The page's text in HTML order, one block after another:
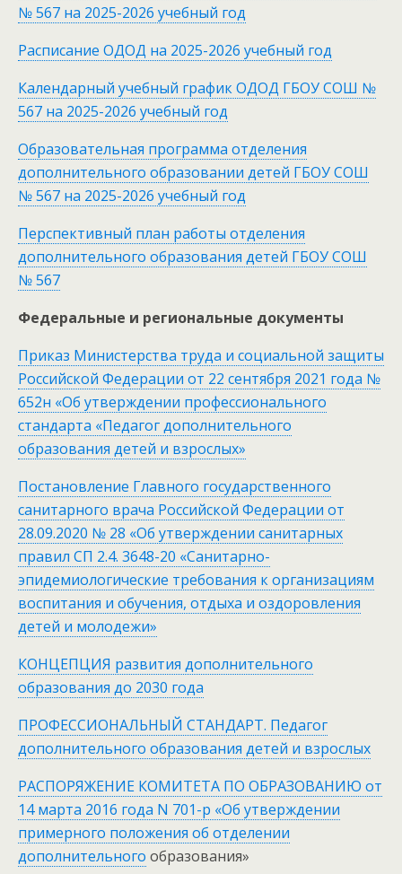
№ 567 на 2025-2026 учебный год
Расписание ОДОД на 2025-2026 учебный год
Календарный учебный график ОДОД ГБОУ СОШ №
567 на 2025-2026 учебный год
Образовательная программа отделения
дополнительного образовании детей ГБОУ СОШ
№ 567 на 2025-2026 учебный год
Перспективный план работы отделения
дополнительного образования детей ГБОУ СОШ
№ 567
Федеральные и региональные документы
Приказ Министерства труда и социальной защиты
Российской Федерации от 22 сентября 2021 года №
652н «Об утверждении профессионального
стандарта «Педагог дополнительного
образования детей и взрослых»
Постановление Главного государственного
санитарного врача Российской Федерации от
28.09.2020 № 28 «Об утверждении санитарных
правил СП 2.4. 3648-20 «Санитарно-
эпидемиологические требования к организациям
воспитания и обучения, отдыха и оздоровления
детей и молодежи»
КОНЦЕПЦИЯ развития дополнительного
образования до 2030 года
ПРОФЕССИОНАЛЬНЫЙ СТАНДАРТ. Педагог
дополнительного образования детей и взрослых
РАСПОРЯЖЕНИЕ КОМИТЕТА ПО ОБРАЗОВАНИЮ от
14 марта 2016 года N 701-р «Об утверждении
примерного положения об отделении
дополнительного образования»